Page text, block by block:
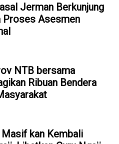
Jerman Berkunjung
Proses Asesmen
NTB bersama
Ribuan Bendera
kan Kembali